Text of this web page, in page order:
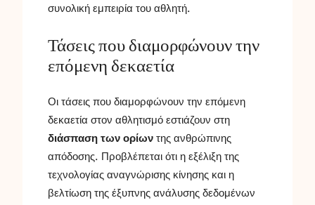
συνολική εμπειρία του αθλητή.
Τάσεις που διαμορφώνουν την
επόμενη δεκαετία
Οι τάσεις που διαμορφώνουν την επόμενη
δεκαετία στον αθλητισμό εστιάζουν στη
διάσπαση των ορίων της ανθρώπινης
απόδοσης. Προβλέπεται ότι η εξέλιξη της
τεχνολογίας αναγνώρισης κίνησης και η
βελτίωση της έξυπνης ανάλυσης δεδομένων